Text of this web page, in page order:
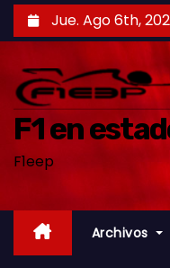
a
c
Jue. Ago 6th,
F1 en
F1eep
Archivos